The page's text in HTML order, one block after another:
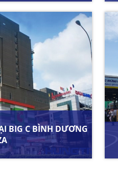
BIG C BÌNH DƯƠNG